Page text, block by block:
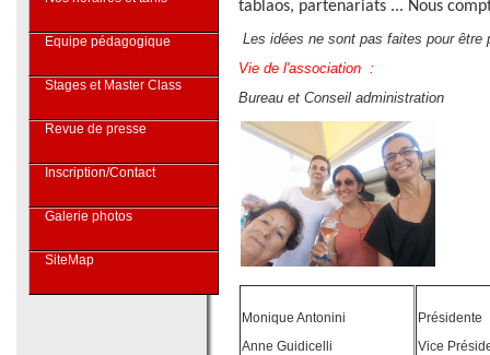
Equipe pédagogique
Stages et Master Class
Revue de presse
Inscription/Contact
Galerie photos
SiteMap
tablaos, partenariats ... Nous
Les idées ne sont pas faites pour
Vie de l'association :
Bureau et Conseil administration
Monique Antonini
Anne Guidicelli
Présidente
Vice